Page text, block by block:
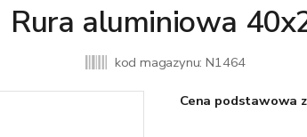
Rura aluminiowa
kod magazynu: N1464
Cena podstawowa